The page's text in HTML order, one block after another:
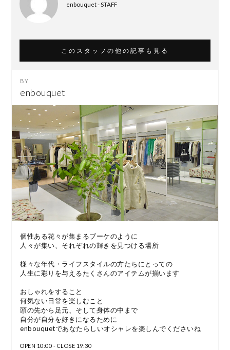
enbouquet - STAFF
このスタッフの他の記事も見る
enbouquet
個性ある花々が集まるブーケのように
人々が集い、それぞれの輝きを見つける場所
様々な年代・ライフスタイルの方たちにとっての
人生に彩りを与えるたくさんのアイテムが揃います
おしゃれをすること
何気ない日常を楽しむこと
頭の先から足元、そして身体の中まで
自分が自分を好きになるために
enbouquetであなたらしいオシャレを楽しんでくださいね
OPEN 10:00 - CLOSE 19:30